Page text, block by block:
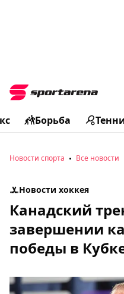
Борьба
Новости спорта Все новости
Новости хоккея
Канадский
завершении
победы в